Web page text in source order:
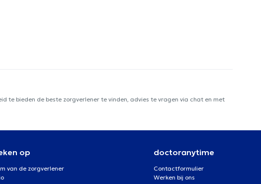
te bieden de beste zorgverlener te vinden, advies te vragen via chat en met
op
van de zorgverlener
doctoranytime
Contactformulier
Werken bij ons